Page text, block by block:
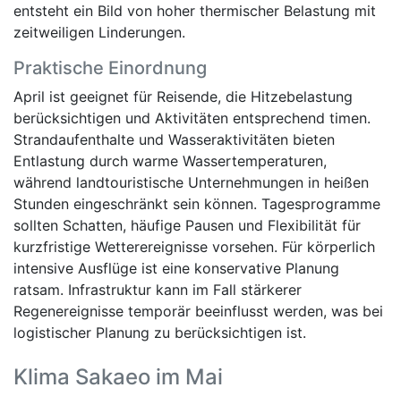
entsteht ein Bild von hoher thermischer Belastung mit
zeitweiligen Linderungen.
Praktische Einordnung
April ist geeignet für Reisende, die Hitzebelastung
berücksichtigen und Aktivitäten entsprechend timen.
Strandaufenthalte und Wasseraktivitäten bieten
Entlastung durch warme Wassertemperaturen,
während landtouristische Unternehmungen in heißen
Stunden eingeschränkt sein können. Tagesprogramme
sollten Schatten, häufige Pausen und Flexibilität für
kurzfristige Wetterereignisse vorsehen. Für körperlich
intensive Ausflüge ist eine konservative Planung
ratsam. Infrastruktur kann im Fall stärkerer
Regenereignisse temporär beeinflusst werden, was bei
logistischer Planung zu berücksichtigen ist.
Klima Sakaeo im Mai